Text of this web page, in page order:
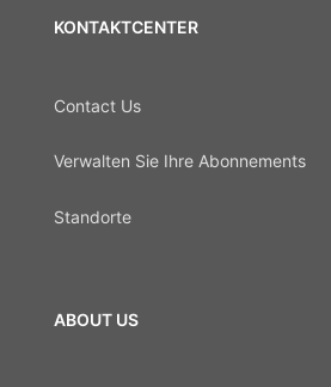
KONTAKTCENTER
Contact Us
Verwalten Sie Ihre Abonnements
Standorte
ABOUT US